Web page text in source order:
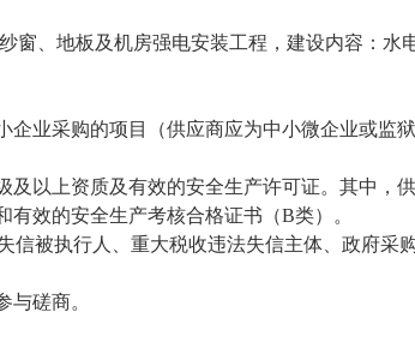
窗、地板及机房强电安装工程，建设内容：水
企业采购的项目（供应商应为中小微企业或监
及以上资质及有效的安全生产许可证。其中，
效的安全生产考核合格证书（B类）。
信被执行人、重大税收违法失信主体、政府采
磋商。